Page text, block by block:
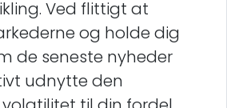
Ved flittigt at
og holde dig
de seneste nyheder
udnytte den